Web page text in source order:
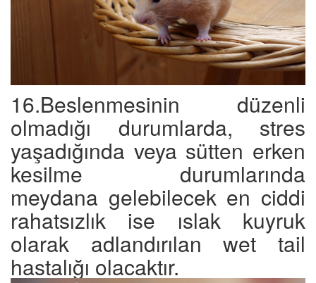
16.Beslenmesinin düzenli
olmadığı durumlarda, stres
yaşadığında veya sütten erken
kesilme durumlarında
meydana gelebilecek en ciddi
rahatsızlık ise ıslak kuyruk
olarak adlandırılan wet tail
hastalığı olacaktır.